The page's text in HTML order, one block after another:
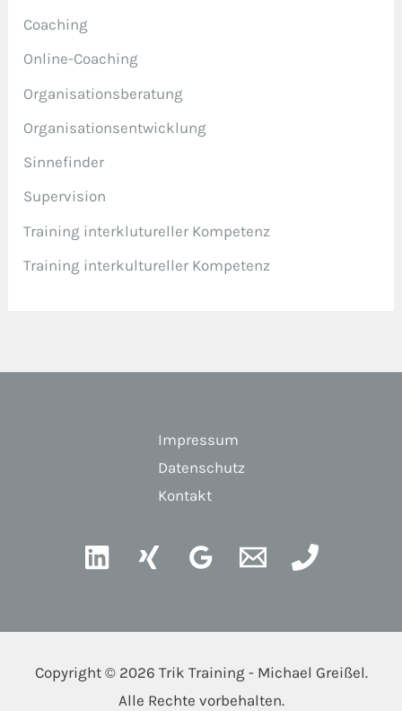
Coaching
Online-Coaching
Organisationsberatung
Organisationsentwicklung
Sinnefinder
Supervision
Training interklutureller Kompetenz
Training interkultureller Kompetenz
Impressum
Datenschutz
Kontakt
Copyright © 2026 Trik Training - Michael Greißel.
Alle Rechte vorbehalten.